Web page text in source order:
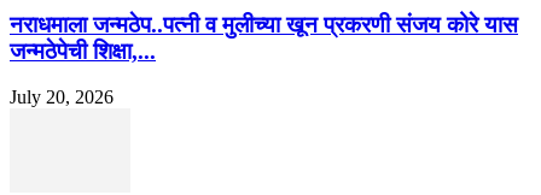
नराधमाला जन्मठेप..पत्नी व मुलीच्या खून प्रकरणी संजय कोरे यास
जन्मठेपेची शिक्षा,...
July 20, 2026